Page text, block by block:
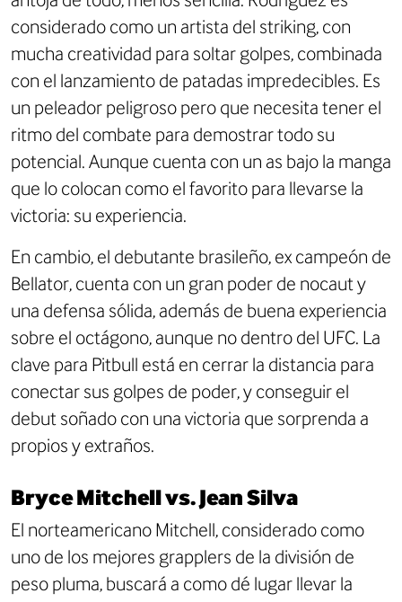
considerado como un artista del striking, con
mucha creatividad para soltar golpes, combinada
con el lanzamiento de patadas impredecibles. Es
un peleador peligroso pero que necesita tener el
ritmo del combate para demostrar todo su
potencial. Aunque cuenta con un as bajo la manga
que lo colocan como el favorito para llevarse la
victoria: su experiencia.
En cambio, el debutante brasileño, ex campeón de
Bellator, cuenta con un gran poder de nocaut y
una defensa sólida, además de buena experiencia
sobre el octágono, aunque no dentro del UFC. La
clave para Pitbull está en cerrar la distancia para
conectar sus golpes de poder, y conseguir el
debut soñado con una victoria que sorprenda a
propios y extraños.
Bryce Mitchell vs. Jean Silva
El norteamericano Mitchell, considerado como
uno de los mejores grapplers de la división de
peso pluma, buscará a como dé lugar llevar la